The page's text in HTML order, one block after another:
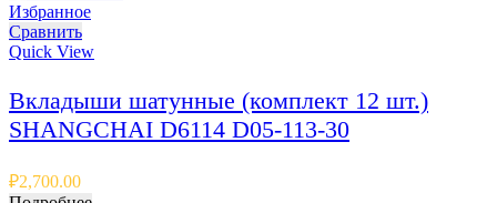
Избранное
Сравнить
Quick View
Вкладыши шатунные (комплект 12 шт.)
SHANGCHAI D6114 D05-113-30
₽2,700.00